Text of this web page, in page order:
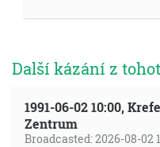
Další kázání z
1991-06-02 10:00,
Zentrum
Broadcasted: 2026-08-02